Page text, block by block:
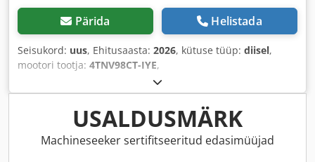
Pärida Helistada
Seisukord: uus, Ehitusaasta: 2026, kütuse tüüp: diisel,
mootori tootja: 4TNV98CT-IYE,
USALDUSMÄRK
Machineseeker sertifitseeritud edasimüüjad